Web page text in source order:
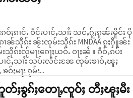
ၢင်ႉ ဝဵင်းပၢင်ႇသၢႆး သင်ႇႁႂ်ႈၵူၼ်းမိူင်း ပို
ၵၢၼ်သိုၵ်း ၼႂ်းၸုမ်းသိုၵ်း MNDAA ၵူႈႁိူၼ်း
င်ႇသၢႆး သပ်းလႅင်းၼႄ ၸုမ်းၶၢဝ်ႇၽူႈ
ႈမႃး ၵုမ်း...
ႈၶွၵ်ႈတေႃႇၸူဝ်ႈ တီႈၽူႈမီး